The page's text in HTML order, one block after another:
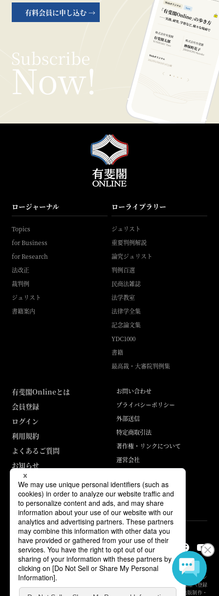
有料会員に申し込む →
ロージャーナル
Topics
for Business
for Research
法改正
裁判例
ジュリスト
書籍案内
ローライブラリー
ジュリスト
重要判例解説
論究ジュリスト
判例百選
民商法雑誌
法学教室
法律学全集
記念論文集
YDC1000
書籍
最高裁・大審院判例集
有斐閣Onlineとは
会員登録
ログイン
利用規約
よくあるご質問
お知らせ
お問い合わせ
プライバシーポリシー
外部送信
特定商取引法
著作権・リンクについて
運営会社
ABJマークは、この電子書店・電子書籍配信サービスが、著作権者からコン
テンツ使用許諾を得た正規版配信サービスであることを示す登録商標（登録
番号 第6091713号）です。詳しくは［ABJマーク］または［電子出版制作・